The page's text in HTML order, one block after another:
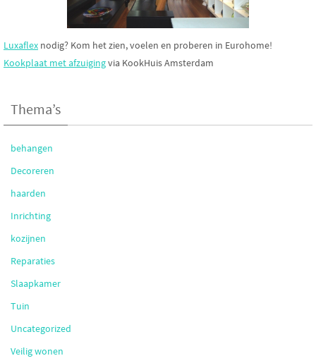
Luxaflex nodig? Kom het zien, voelen en proberen in Eurohome!
Kookplaat met afzuigingvia KookHuis Amsterdam
Thema’s
behangen
Decoreren
haarden
Inrichting
kozijnen
Reparaties
Slaapkamer
Tuin
Uncategorized
Veilig wonen